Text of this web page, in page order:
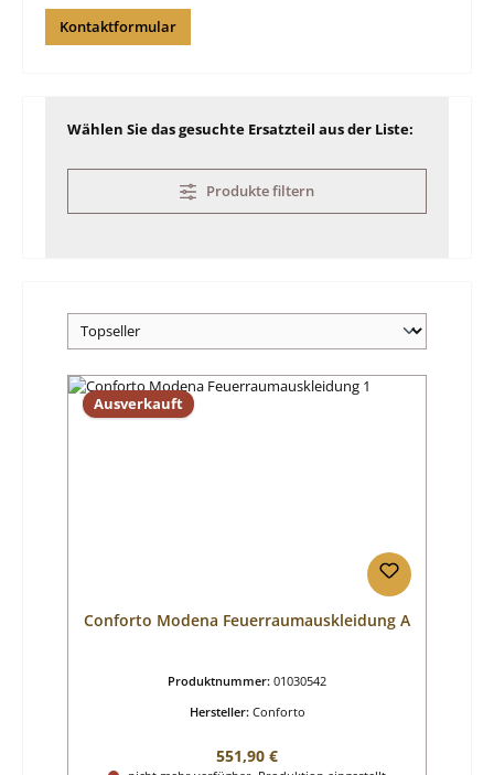
Kontaktformular
Wählen Sie das gesuchte Ersatzteil aus der Liste:
Produkte filtern
Ausverkauft
Conforto Modena Feuerraumauskleidung A
Produktnummer: 01030542
Hersteller: Conforto
Regulärer Preis:
551,90 €